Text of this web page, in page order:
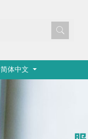
简体中文